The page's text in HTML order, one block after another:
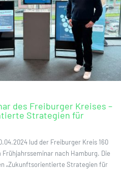
des Freiburger Kreises –
Strategien für
lud der Freiburger Kreis 160
Frühjahrsseminar nach Hamburg. Die
„Zukunftsorientierte Strategien für